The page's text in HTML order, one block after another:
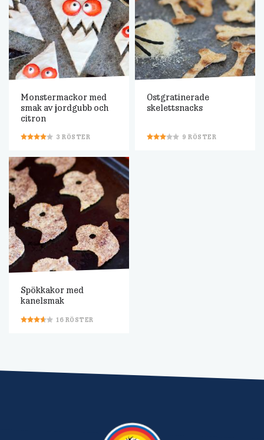
Monstermackor med
smak av jordgubb och
citron
3 RÖSTER
Ostgratinerade
skelettsnacks
9 RÖSTER
Spökkakor med
kanelsmak
16 RÖSTER